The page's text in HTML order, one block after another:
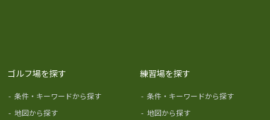
ゴルフ場を探す
- 条件・キーワードから探す
- 地図から探す
練習場を探す
- 条件・キーワードから探す
- 地図から探す